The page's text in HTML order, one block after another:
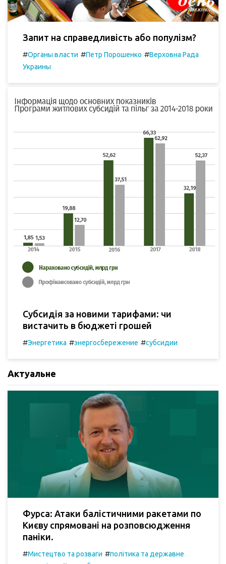
Запит на справедливість або популізм?
#Органы власти #Петр Порошенко #Верховна Рада
Украины
Субсидія за новими тарифами: чи
вистачить в бюджеті грошей
#Энергетика #энергосбережение #субсидии
Актуальне
Фурса: Атаки балістичними ракетами по
Києву спрямовані на розповсюдження
паніки.
#Мистецтво та розваги #політика та державне